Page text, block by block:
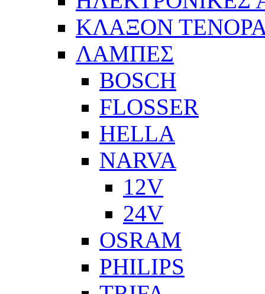
ΚΛΑΞΟΝ
ΛΑΜΠΕΣ
BOSCH
FLOSSER
HELLA
NARVA
12V
24V
OSRAM
PHILIPS